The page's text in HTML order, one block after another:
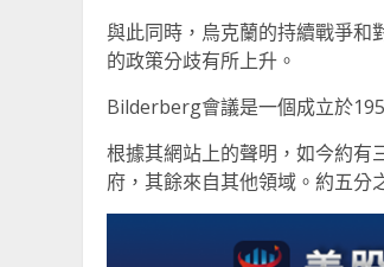
與此同時，烏克蘭的持續戰爭和
的政策分歧有所上升。
Bilderberg會議是一個成立於
根據其網站上的聲明，如今約有
府，其餘來自其他領域。約五分